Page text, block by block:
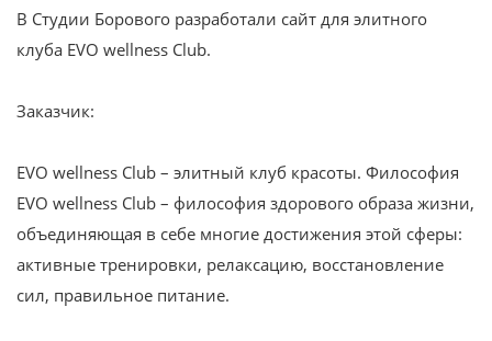
В Студии Борового разработали сайт для элитного
клуба EVO wellness Club.
Заказчик:
EVO wellness Club – элитный клуб красоты. Философия
EVO wellness Club – философия здорового образа жизни,
объединяющая в себе многие достижения этой сферы:
активные тренировки, релаксацию, восстановление
сил, правильное питание.